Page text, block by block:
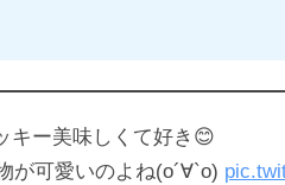
キー美味しくて好き😊
が可愛いのよね(о´∀`о)